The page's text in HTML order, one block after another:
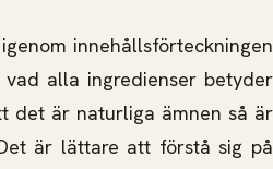
innehållsförteckningen
alla ingredienser betyder
det är naturliga ämnen så är
är lättare att förstå sig på